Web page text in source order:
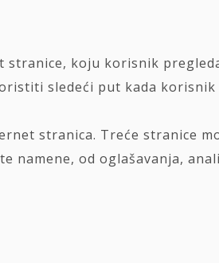
stranice, koju korisnik
sledeći put kada
stranica. Treće stranice
od oglašavanja,